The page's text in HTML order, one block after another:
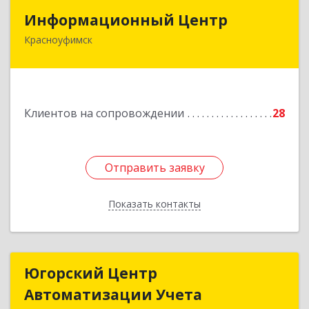
Информационный Центр
Красноуфимск
Клиентов на сопровождении 28
Отправить заявку
Показать контакты
Информационный Центр
623300, Свердловская обл, Красноуфимск г,
Отправить заявку
Назад
Югорский Центр
Автоматизации Учета
Югорский Центр
Автоматизации Учета